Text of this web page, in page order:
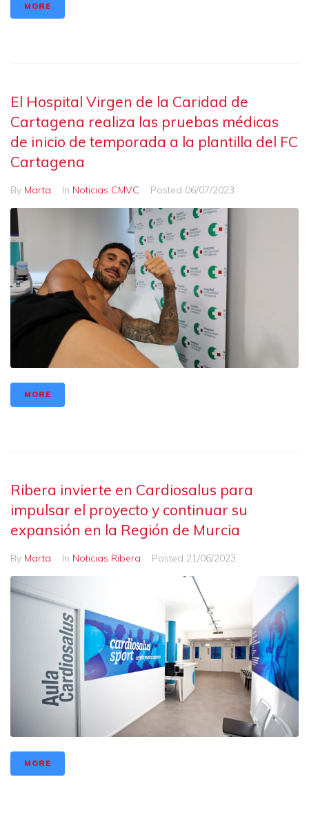
MORE
El Hospital Virgen de la Caridad de
Cartagena realiza las pruebas médicas
de inicio de temporada a la plantilla del FC
Cartagena
By Marta In Noticias CMVC Posted 06/07/2023
MORE
Ribera invierte en Cardiosalus para
impulsar el proyecto y continuar su
expansión en la Región de Murcia
By Marta In Noticias Ribera Posted 21/06/2023
MORE